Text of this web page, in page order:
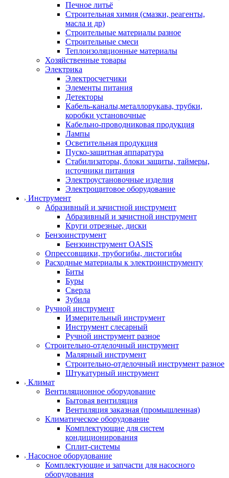
Печное литьё
Строительная химия (смазки, реагенты,
масла и др)
Строительные материалы разное
Строительные смеси
Теплоизоляционные материалы
Хозяйственные товары
Электрика
Электросчетчики
Элементы питания
Детекторы
Кабель-каналы,металлорукава, трубки,
коробки установочные
Кабельно-проводниковая продукция
Лампы
Осветительная продукция
Пуско-защитная аппаратура
Стабилизаторы, блоки защиты, таймеры,
источники питания
Электроустановочные изделия
Электрощитовое оборудование
Инструмент
Абразивный и зачистной инструмент
Абразивный и зачистной инструмент
Круги отрезные, диски
Бензоинструмент
Бензоинструмент OASIS
Опрессовщики, трубогибы, листогибы
Расходные материалы к электроинструменту
Биты
Буры
Сверла
Зубила
Ручной инструмент
Измерительный инструмент
Инструмент слесарный
Ручной инструмент разное
Строительно-отделочный инструмент
Малярный инструмент
Строительно-отделочный инструмент разное
Штукатурный инструмент
Климат
Вентиляционное оборудование
Бытовая вентиляция
Вентиляция заказная (промышленная)
Климатическое оборудование
Комплектующие для систем
кондиционирования
Сплит-системы
Насосное оборудование
Комплектующие и запчасти для насосного
оборудования